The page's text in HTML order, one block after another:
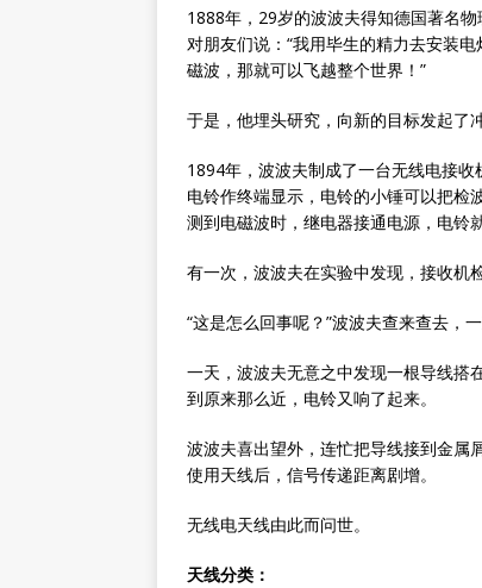
1888年，29岁的波波夫得知德国著名
对朋友们说：“我用毕生的精力去安装
磁波，那就可以飞越整个世界！”
于是，他埋头研究，向新的目标发起了冲
1894年，波波夫制成了一台无线电接
电铃作终端显示，电铃的小锤可以把检
测到电磁波时，继电器接通电源，电铃
有一次，波波夫在实验中发现，接收机
“这是怎么回事呢？”波波夫查来查去，
一天，波波夫无意之中发现一根导线搭
到原来那么近，电铃又响了起来。
波波夫喜出望外，连忙把导线接到金属
使用天线后，信号传递距离剧增。
无线电天线由此而问世。
天线分类：